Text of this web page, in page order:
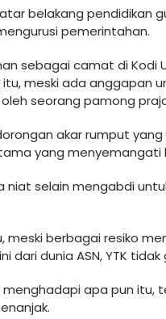
belakang pendidikan
pemerintahan.
sebagai camat di Kodi
meski ada anggapan
seorang pamong
akar rumput
yang menyemangati
niat selain mengabdi
meski berbagai resiko
dari dunia ASN, YTK
apa pun itu,